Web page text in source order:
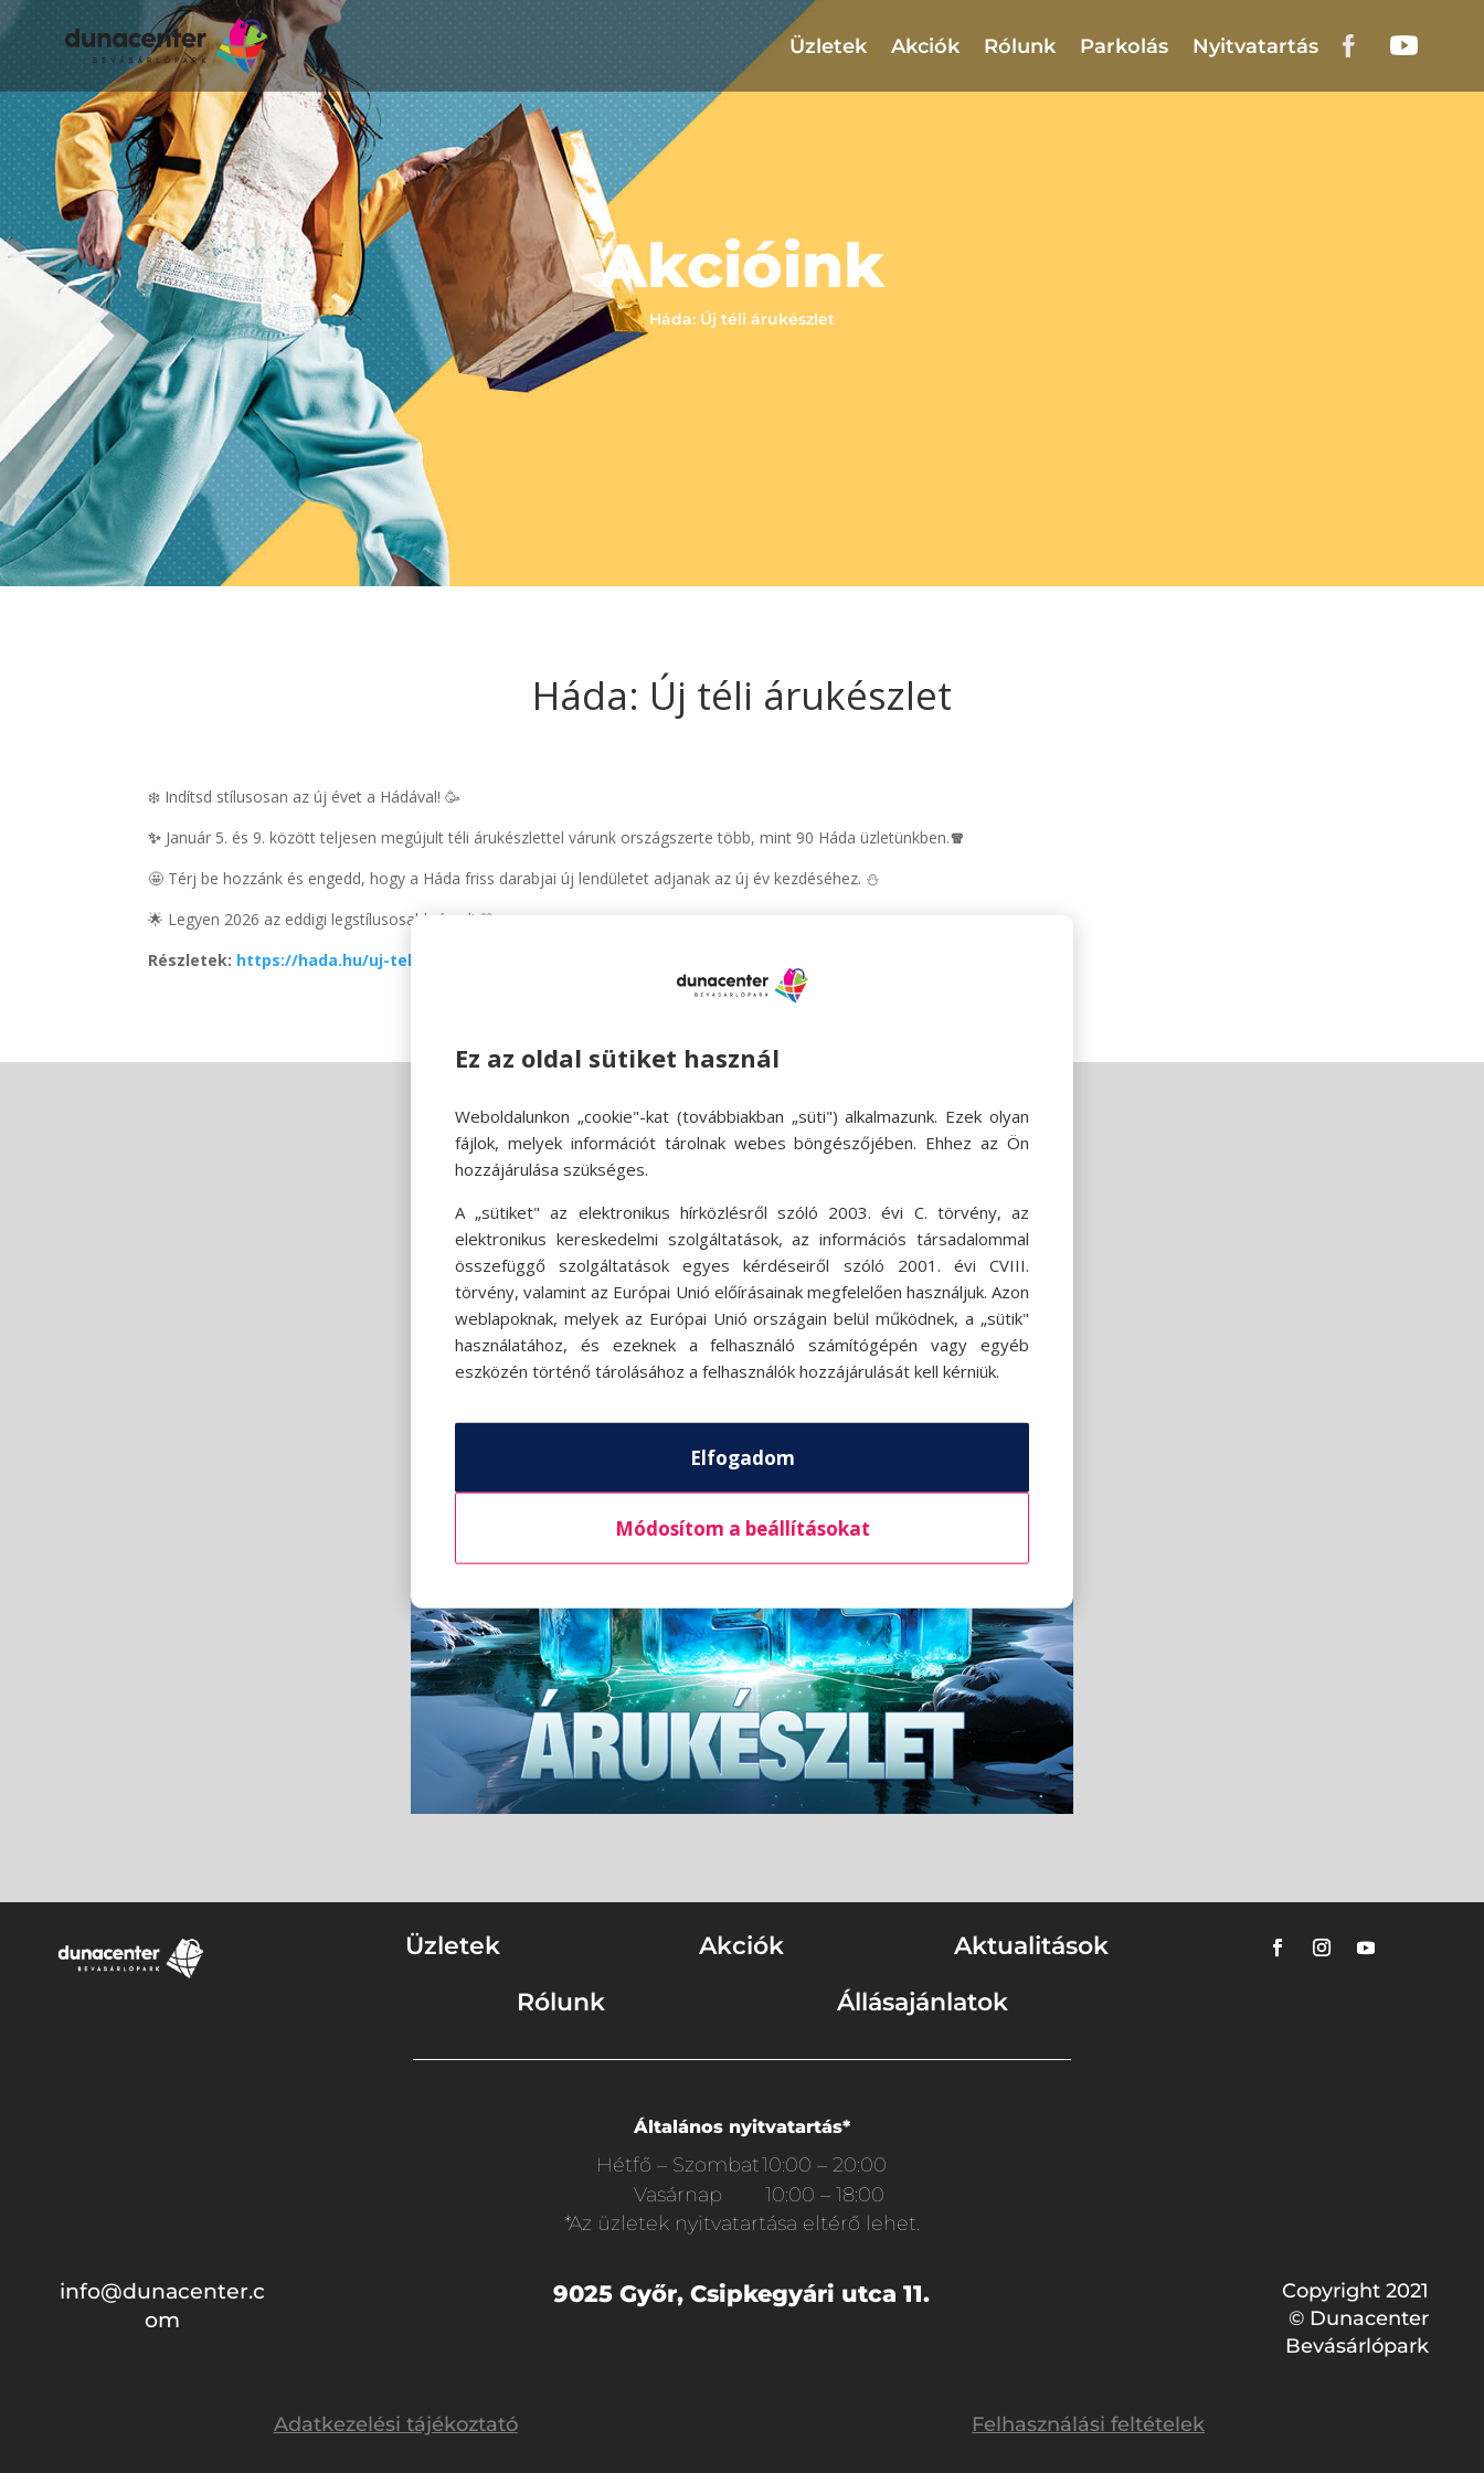
Üzletek Akciók Rólunk Parkolás Nyitvatartás
Akcióink
Háda: Új téli árukészlet
Háda: Új téli árukészlet
❄️ Indítsd stílusosan az új évet a Hádával! 🥳
✨ Január 5. és 9. között teljesen megújult téli árukészlettel várunk országszerte több, mint 90 Háda üzletünkben.🧣
🤩 Térj be hozzánk és engedd, hogy a Háda friss darabjai új lendületet adjanak az új év kezdéséhez. ⛄
🌟 Legyen 2026 az eddigi legstílusosabb éved! 💙
Részletek: https://hada.hu/uj-teli-arukeszlet/
Üzletek Akciók
Aktualitások
Rólunk
Állásajánlatok
Általános nyitvatartás*
Hétfő – Szombat10:00 – 20:00
Vasárnap
10:00 – 18:00
*Az üzletek nyitvatartása eltérő lehet.
info@dunacenter.c
om
9025 Győr, Csipkegyári utca 11.
Copyright 2021
© Dunacenter
Bevásárlópark
Adatkezelési tájékoztató Felhasználási feltételek
Ez az oldal sütiket használ
Weboldalunkon „cookie"-kat (továbbiakban „süti") alkalmazunk. Ezek olyan
fájlok, melyek információt tárolnak webes böngészőjében. Ehhez az Ön
hozzájárulása szükséges.
A „sütiket" az elektronikus hírközlésről szóló 2003. évi C. törvény, az
elektronikus kereskedelmi szolgáltatások, az információs társadalommal
összefüggő szolgáltatások egyes kérdéseiről szóló 2001. évi CVIII.
törvény, valamint az Európai Unió előírásainak megfelelően használjuk. Azon
weblapoknak, melyek az Európai Unió országain belül működnek, a „sütik"
használatához, és ezeknek a felhasználó számítógépén vagy egyéb
eszközén történő tárolásához a felhasználók hozzájárulását kell kérniük.
Elfogadom
Módosítom a beállításokat